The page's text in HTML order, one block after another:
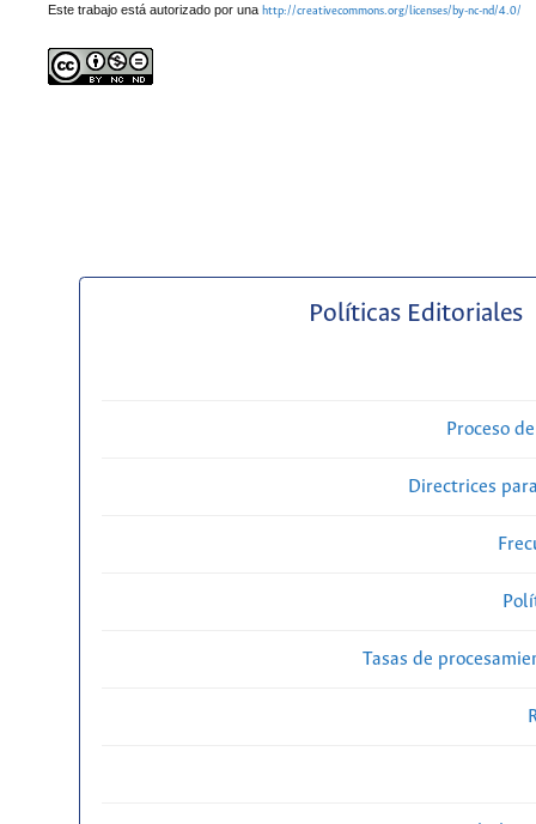
Este trabajo está autorizado por una http://creativecommons.org/licenses/by-nc-nd/4.0/
Políticas Editoriales
Proceso
Directrices
Tasas de